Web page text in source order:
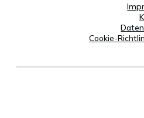
Cookie-